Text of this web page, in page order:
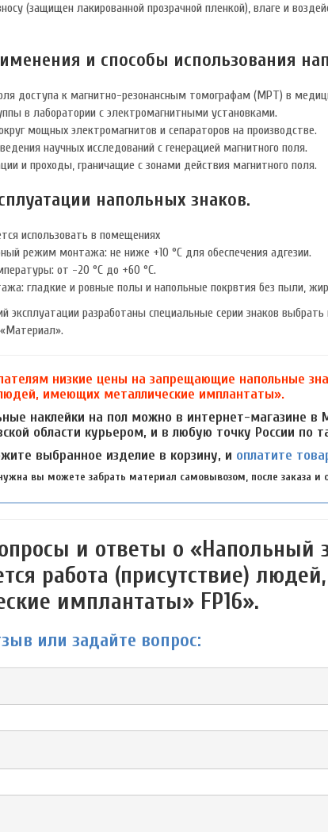
(защищен лакированной прозрачной пленкой), влаге и
и способы использования
доступа к магнитно-резонансным томографам (МРТ) в
в лаборатории с электромагнитными установками.
мощных электромагнитов и сепараторов на производстве.
научных исследований с генерацией магнитного поля.
и проходы, граничащие с зонами действия магнитного поля.
напольных знаков.
использовать в помещениях
режим монтажа: не ниже +10 °C для обеспечения адгезии.
от -20 °C до +60 °C.
гладкие и ровные полы и напольные покрвтия без пыли,
эксплуатации разработаны специальные серии знаков
низкие цены на запрещающие напольные
имеющих металлические имплантаты».
наклейки на пол можно в интернет-магазине в
области курьером, и в любую точку России по
выбранное изделие в корзину, и оплатите
вы можете забрать материал самовывозом, после заказа и
и ответы о «Напольный
работа (присутствие)
имплантаты» FP16».
или задайте вопрос: